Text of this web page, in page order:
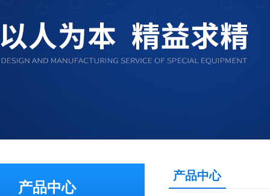
产品中心
产品中心